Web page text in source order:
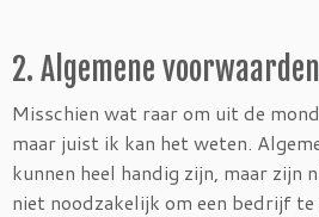
2. Algemene voorwaarden
Misschien wat raar om uit de
maar juist ik kan het weten.
kunnen heel handig zijn, maar zijn
niet noodzakelijk om een bedrijf